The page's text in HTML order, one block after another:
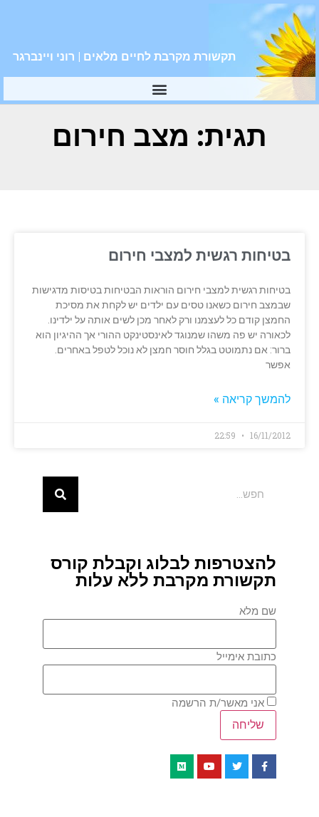
תקשורת מקרבת לחיים מלאים | רוני ויינברגר
תגית: מצב חירום
בטיחות רגשית למצבי חירום
בטיחות רגשית למצבי חירום הוראות הבטיחות בטיסות מדגישות
שבמצב חירום כשאנו טסים עם ילדים יש לקחת את מסיכת
החמצן קודם כל לעצמנו ורק לאחר מכן לשים אותה על ילדינו.
לכאורה יש פה משהו שמנוגד לאינסטינקט ההורי אך ההיגיון הוא
ברור: אם נתמוטט בגלל חוסר חמצן לא נוכל לטפל באחרים.
אפשר
להמשך קריאה »
16/11/2012
להצטרפות לבלוג וקבלת קורס
תקשורת מקרבת ללא עלות
שם מלא
כתובת אימייל
אני מאשר/ת הרשמה